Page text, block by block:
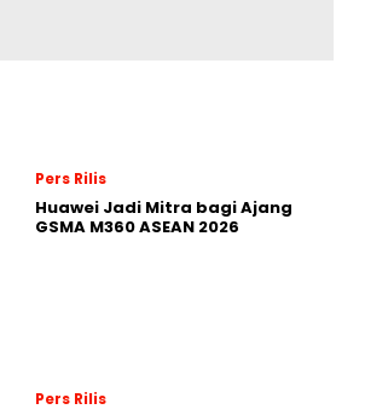
Pers Rilis
Huawei Jadi Mitra bagi Ajang
GSMA M360 ASEAN 2026
Pers Rilis